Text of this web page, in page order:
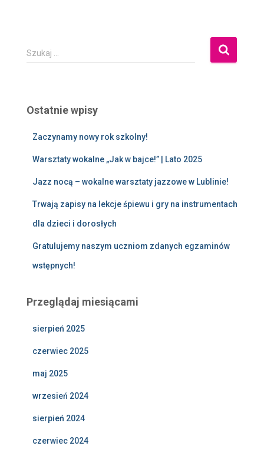
Szukaj …
Ostatnie wpisy
Zaczynamy nowy rok szkolny!
Warsztaty wokalne „Jak w bajce!” | Lato 2025
Jazz nocą – wokalne warsztaty jazzowe w Lublinie!
Trwają zapisy na lekcje śpiewu i gry na instrumentach
dla dzieci i dorosłych
Gratulujemy naszym uczniom zdanych egzaminów
wstępnych!
Przeglądaj miesiącami
sierpień 2025
czerwiec 2025
maj 2025
wrzesień 2024
sierpień 2024
czerwiec 2024